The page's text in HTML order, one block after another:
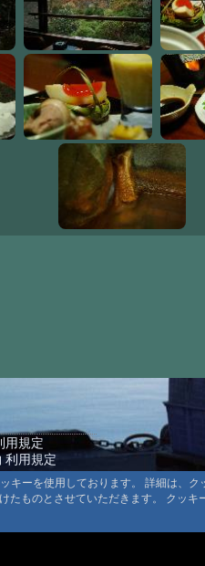
用規定
利用規定
定
著作権
ーを使用しております。 詳細は、
ものとさせていただきます。 クッキ